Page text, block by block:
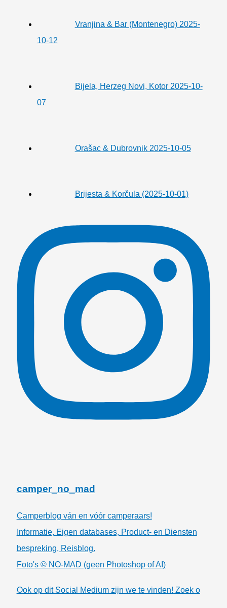
Vranjina & Bar (Montenegro) 2025-
10-12
Bijela, Herzeg Novi, Kotor 2025-10-
07
Orašac & Dubrovnik 2025-10-05
Brijesta & Korčula (2025-10-01)
camper_no_mad
Camperblog ván en vóór camperaars!
Informatie, Eigen databases, Product- en Diensten
bespreking, Reisblog.
Foto's © NO-MAD (geen Photoshop of AI)
Ook op dit Social Medium zijn we te vinden! Zoek o